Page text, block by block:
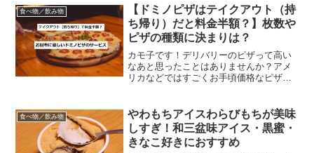
すめ 話題のあんみつ水羊羹も！鬼まんじ
ゅうとは？通販...
食べ物／飲み物
【ドミノピザはテイクアウト（持
ち帰り）だと料金半額？】枚数や
ピザの種類に決まりは？
カモ子です！デリバリーのピザって高い
なあと思ったことはありませんか？アメ
リカなどではすごくお手頃価格なピザ
す。（安いピザだとそこまでしないのか
もしれないですけど）でも...
食べ物／飲み物
やわもちアイスわらびもちが美味
しすぎ！和三盆味アイス・黒蜜・
きなこ好きにおすすめ